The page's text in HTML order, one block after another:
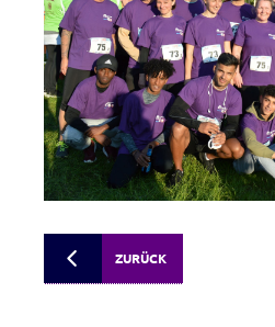
ZURÜCK